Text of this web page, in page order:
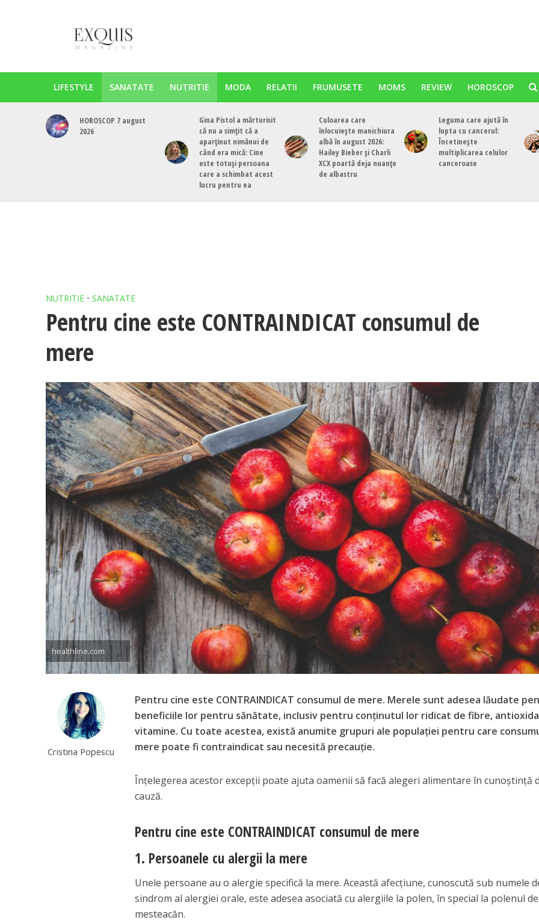
LIFESTYLE SANATATE NUTRITIE MODA RELATII FRUMUSETE MOMS REVIEW HOROSCOP
HOROSCOP 7 august
2026
Gina Pistol a mărturisit
că nu a simțit că a
aparținut nimănui de
când era mică: Cine
este totuși persoana
care a schimbat acest
lucru pentru ea
Culoarea care
înlocuiește manichiura
albă în august 2026:
Hailey Bieber și Charli
XCX poartă deja nuanțe
de albastru
Leguma care ajută în
lupta cu cancerul:
Încetinește
multiplicarea celulor
canceroase
NUTRITIE • SANATATE
Pentru cine este CONTRAINDICAT consumul de
mere
healthline.com
Cristina Popescu
Pentru cine este CONTRAINDICAT consumul de mere. Merele sunt adesea lăudate
beneficiile lor pentru sănătate, inclusiv pentru conținutul lor ridicat de fibre,
vitamine. Cu toate acestea, există anumite grupuri ale populației pentru care
mere poate fi contraindicat sau necesită precauție.
Înțelegerea acestor excepții poate ajuta oamenii să facă alegeri alimentare în cunoștință
cauză.
Pentru cine este CONTRAINDICAT consumul de mere
1. Persoanele cu alergii la mere
Unele persoane au o alergie specifică la mere. Această afecțiune, cunoscută sub numele
sindrom al alergiei orale, este adesea asociată cu alergiile la polen, în special la polenul de
mesteacăn.